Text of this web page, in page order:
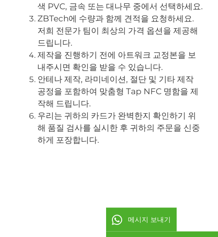
색 PVC, 금속 또는 대나무 중에서 선택하세요.
ZBTech에 수량과 함께 견적을 요청하세요.
저희 전문가 팀이 최상의 가격 옵션을 제공해
드립니다.
제작을 진행하기 전에 아트워크 교정본을 보
내주시면 확인을 받을 수 있습니다.
안테나 제작, 라미네이션, 절단 및 기타 제작
공정을 포함하여 맞춤형 Tap NFC 명함을 제
작해 드립니다.
우리는 귀하의 카드가 완벽한지 확인하기 위
해 품질 검사를 실시한 후 귀하의 주문을 신중
하게 포장합니다.
메시지 보내기